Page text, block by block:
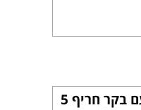
מנה חמה סינית בטעם בקר חריף 5